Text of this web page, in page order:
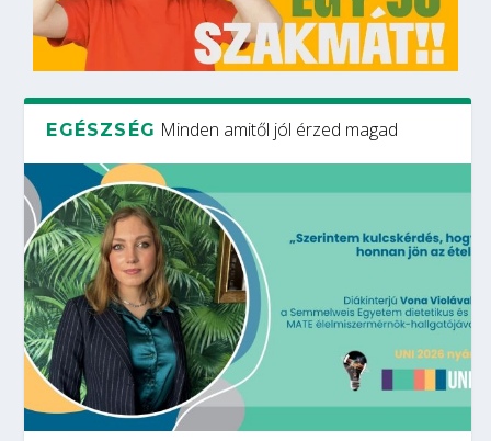
EGÉSZSÉG Minden amitől jól érzed magad